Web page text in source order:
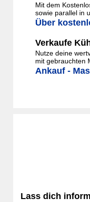
Mit dem
sowie parallel in
Über
Verkaufe
Nutze deine
mit gebrauchten
Ankauf -
Lass dich